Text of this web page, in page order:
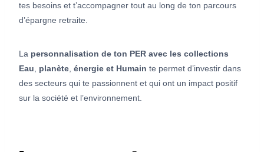
tes besoins et t’accompagner tout au long de ton parcours
d’épargne retraite.
La personnalisation de ton PER avec les collections
Eau
planète énergie et Humain te permet d’investir dans
des secteurs qui te passionnent et qui ont un impact positif
sur la société et l’environnement.